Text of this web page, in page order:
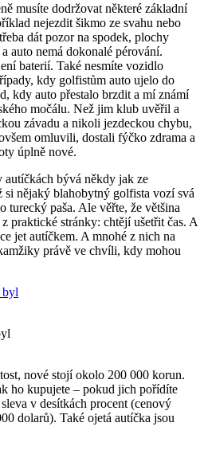
musíte dodržovat některé základní
nejezdit šikmo ze svahu nebo
dát pozor na spodek, plochy
auto nemá dokonalé pérování.
baterií. Také nesmíte vozidlo
kdy golfistům auto ujelo do
kdy auto přestalo brzdit a mí známí
močálu. Než jim klub uvěřil a
závadu a nikoli jezdeckou chybu,
omluvili, dostali fýčko zdrama a
úplně nové.
bývá někdy jak ze
nějaký blahobytný golfista vozí svá
turecký paša. Ale věřte, že většina
praktické stránky: chtějí ušetřit čas. A
jet autíčkem. A mnohé z nich na
právě ve chvíli, kdy mohou
nové stojí okolo 200 000 korun.
ho kupujete – pokud jich pořídíte
v desítkách procent (cenový
dolarů). Také ojetá autíčka jsou